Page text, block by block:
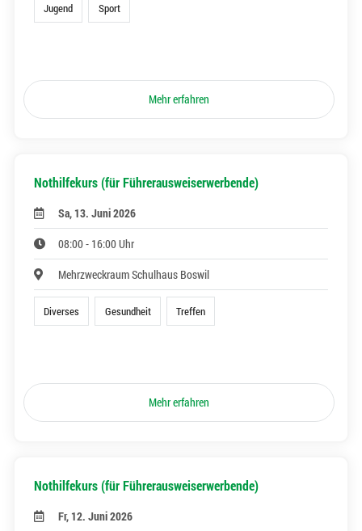
Jugend Sport
Mehr erfahren
Nothilfekurs (für Führerausweiserwerbende)
Sa, 13. Juni 2026
08:00 - 16:00 Uhr
Mehrzweckraum Schulhaus Boswil
Diverses Gesundheit Treffen
Mehr erfahren
Nothilfekurs (für Führerausweiserwerbende)
Fr, 12. Juni 2026